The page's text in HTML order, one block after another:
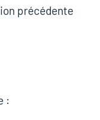
précédente
: